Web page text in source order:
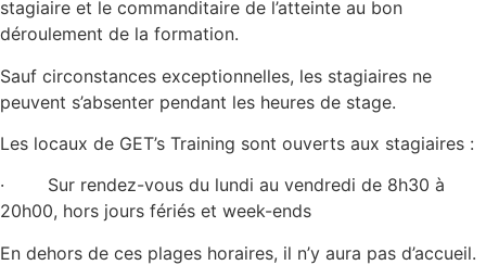
stagiaire et le commanditaire de l’atteinte au bon
déroulement de la formation.
Sauf circonstances exceptionnelles, les stagiaires ne
peuvent s’absenter pendant les heures de stage.
Les locaux de GET’s Training sont ouverts aux stagiaires :
· Sur rendez-vous du lundi au vendredi de 8h30 à
20h00, hors jours fériés et week-ends
En dehors de ces plages horaires, il n’y aura pas d’accueil.